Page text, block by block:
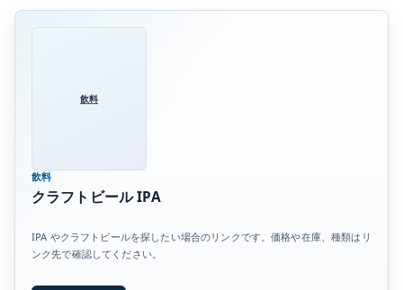
飲料
飲料
クラフトビール IPA
IPA やクラフトビールを探したい場合のリンクです。価格や在庫、種類はリ
ンク先で確認してください。